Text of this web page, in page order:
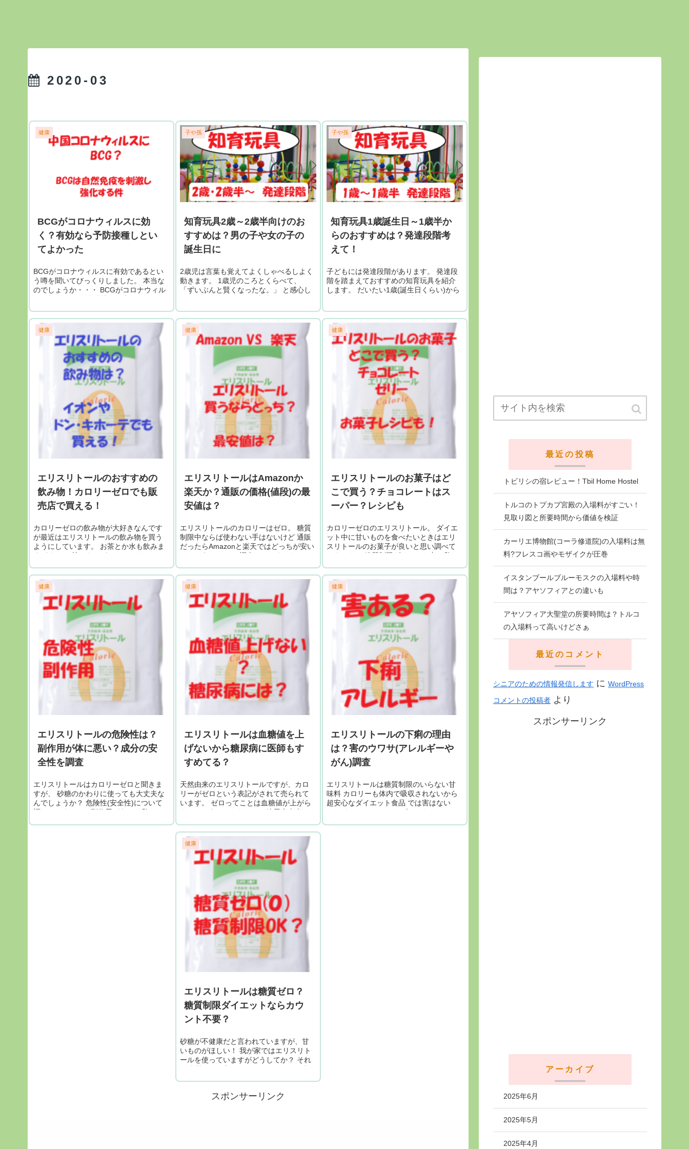
2020-03
健康
BCGがコロナウィルスに効
く？有効なら予防接種しとい
てよかった
BCGがコロナウィルスに有効であるとい
う噂を聞いてびっくりしました。 本当な
のでしょうか・・・ BCGがコロナウィル
当なのかな・・・・ 予防...
子や孫
知育玩具2歳～2歳半向けのお
すすめは？男の子や女の子の
誕生日に
2歳児は言葉も覚えてよくしゃべるしよく
動きます。 1歳児のころとくらべて、
「ずいぶんと賢くなったな。」 と感心し
たおもちゃで知的好奇心をぐんと...
子や孫
知育玩具1歳誕生日～1歳半か
らのおすすめは？発達段階考
えて！
子どもには発達段階があります。 発達段
階を踏まえておすすめの知育玩具を紹介
します。 だいたい1歳(誕生日くらい)から
歳ころの赤ちゃんの発達...
健康
エリスリトールのおすすめの
飲み物！カロリーゼロでも販
売店で買える！
カロリーゼロの飲み物が大好きなんです
が最近はエリスリトールの飲み物を買う
ようにしています。 お茶とか水も飲みま
すが なんか甘いものがほしいときはエリ
す。。。。 毎日じゃないですよ！ではお
すすめ...
健康
エリスリトールはAmazonか
楽天か？通販の価格(値段)の最
安値は？
エリスリトールのカロリーはゼロ。 糖質
制限中ならば使わない手はないけど 通販
だったらAmazonと楽天ではどっちが安い
んだろう・・・・ 調査してみました。 エ
スリトール...
健康
エリスリトールのお菓子はど
こで買う？チョコレートはス
ーパー？レシピも
カロリーゼロのエリスリトール。 ダイエ
ット中に甘いものを食べたいときはエリ
スリトールのお菓子が良いと思い調べて
みました。 糖質制限ダイエット中の私に
わ！ ...
健康
エリスリトールの危険性は？
副作用が体に悪い？成分の安
全性を調査
エリスリトールはカロリーゼロと聞きま
すが、 砂糖のかわりに使っても大丈夫な
んでしょうか？ 危険性(安全性)について
調べてみました。副作用があって私たち
健康
エリスリトールは血糖値を上
げないから糖尿病に医師もす
すめてる？
天然由来のエリスリトールですが、カロ
リーがゼロという表記がされて売られて
います。 ゼロってことは血糖値が上がら
ないということ？だったら糖尿病患者に
集めてみました。 エリスリトールは血糖
値を...
健康
エリスリトールの下痢の理由
は？害のウワサ(アレルギーや
がん)調査
エリスリトールは糖質制限のいらない甘
味料 カロリーも体内で吸収されないから
超安心なダイエット食品 では害はない
の？ ウワサではアレルギーになるとか、
健康
エリスリトールは糖質ゼロ？
糖質制限ダイエットならカウ
ント不要？
砂糖が不健康だと言われていますが、甘
いものがほしい！ 我が家ではエリスリト
ールを使っていますがどうしてか？ それ
スポンサーリンク
最近の投稿
トビリシの宿レビュー！Tbil Home Hostel
トルコのトプカプ宮殿の入場料がすごい！
見取り図と所要時間から価値を検証
カーリエ博物館(コーラ修道院)の入場料は無
料?フレスコ画やモザイクが圧巻
イスタンブールブルーモスクの入場料や時
間は？アヤソフィアとの違いも
アヤソフィア大聖堂の所要時間は？トルコ
の入場料って高いけどさぁ
最近のコメント
シニアのための情報発信します に WordPress
コメントの投稿者 より
スポンサーリンク
アーカイブ
2025年6月
2025年5月
2025年4月